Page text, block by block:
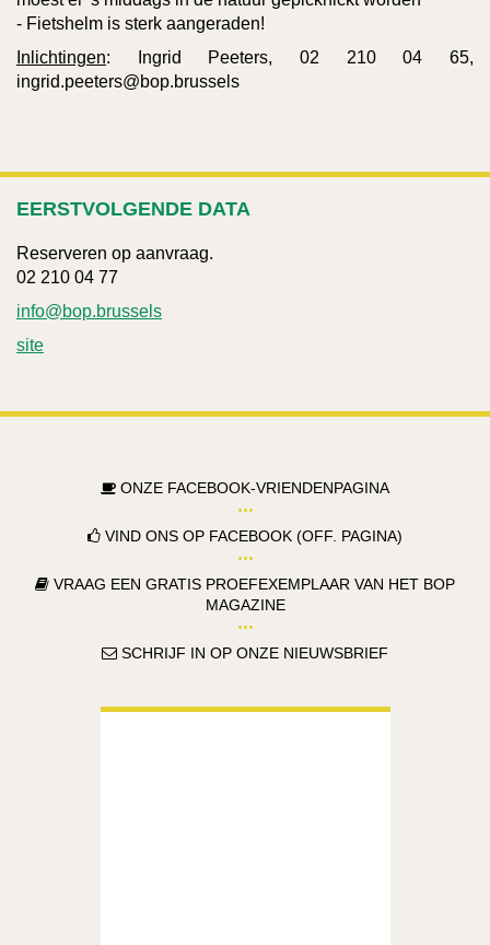
- Fietshelm is sterk aangeraden!
Inlichtingen: Ingrid Peeters, 02 210 04 65,
ingrid.peeters@bop.brussels
EERSTVOLGENDE DATA
Reserveren op aanvraag.
02 210 04 77
info@bop.brussels
site
ONZE FACEBOOK-VRIENDENPAGINA
VIND ONS OP FACEBOOK (OFF. PAGINA)
VRAAG EEN GRATIS PROEFEXEMPLAAR VAN HET BOP
MAGAZINE
SCHRIJF IN OP ONZE NIEUWSBRIEF